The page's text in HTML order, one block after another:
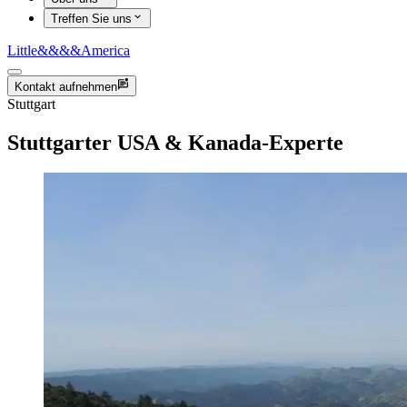
Treffen Sie uns
Little&&&&America
Kontakt aufnehmen
Stuttgart
Stuttgarter USA & Kanada-Experte